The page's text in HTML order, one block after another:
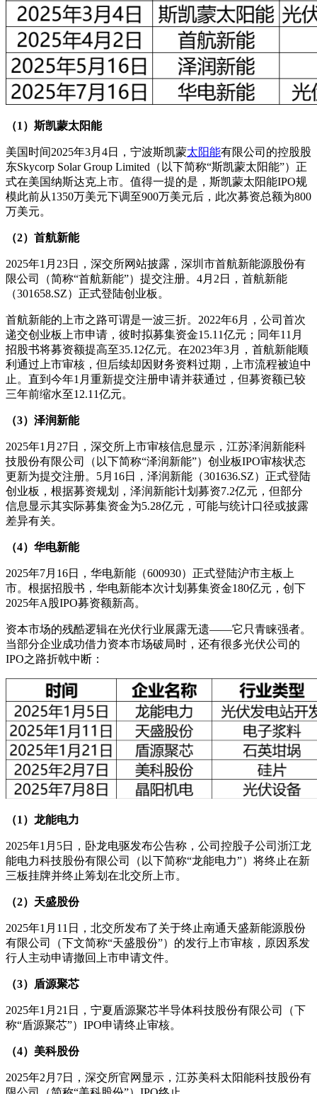
（1）斯凯蒙太阳能
美国时间2025年3月4日，宁波斯凯蒙太阳能有限公司的控股股
东Skycorp Solar Group Limited（以下简称“斯凯蒙太阳能”）正
式在美国纳斯达克上市。值得一提的是，斯凯蒙太阳能IPO规
模此前从1350万美元下调至900万美元后，此次募资总额为800
万美元。
（2）首航新能
2025年1月23日，深交所网站披露，深圳市首航新能源股份有
限公司（简称“首航新能”）提交注册。4月2日，首航新能
（301658.SZ）正式登陆创业板。
首航新能的上市之路可谓是一波三折。2022年6月，公司首次
递交创业板上市申请，彼时拟募集资金15.11亿元；同年11月
招股书将募资额提高至35.12亿元。在2023年3月，首航新能顺
利通过上市审核，但后续却因财务资料过期，上市流程被迫中
止。直到今年1月重新提交注册申请并获通过，但募资额已较
三年前缩水至12.11亿元。
（3）泽润新能
2025年1月27日，深交所上市审核信息显示，江苏泽润新能科
技股份有限公司（以下简称“泽润新能”）创业板IPO审核状态
更新为提交注册。5月16日，泽润新能（301636.SZ）正式登陆
创业板，根据募资规划，泽润新能计划募资7.2亿元，但部分
信息显示其实际募集资金为5.28亿元，可能与统计口径或披露
差异有关。
（4）华电新能
2025年7月16日，华电新能（600930）正式登陆沪市主板上
市。根据招股书，华电新能本次计划募集资金180亿元，创下
2025年A股IPO募资额新高。
资本市场的残酷逻辑在光伏行业展露无遗——它只青睐强者。
当部分企业成功借力资本市场破局时，还有很多光伏公司的
IPO之路折戟中断：
（1）龙能电力
2025年1月5日，卧龙电驱发布公告称，公司控股子公司浙江龙
能电力科技股份有限公司（以下简称“龙能电力”）将终止在新
三板挂牌并终止筹划在北交所上市。
（2）天盛股份
2025年1月11日，北交所发布了关于终止南通天盛新能源股份
有限公司（下文简称“天盛股份”）的发行上市审核，原因系发
行人主动申请撤回上市申请文件。
（3）盾源聚芯
2025年1月21日，宁夏盾源聚芯半导体科技股份有限公司（下
称“盾源聚芯”）IPO申请终止审核。
（4）美科股份
2025年2月7日，深交所官网显示，江苏美科太阳能科技股份有